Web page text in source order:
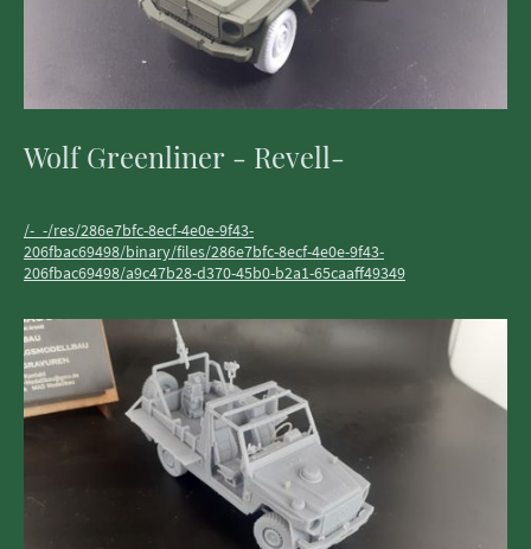
Wolf Greenliner - Revell-
/-_-/res/286e7bfc-8ecf-4e0e-9f43-
206fbac69498/binary/files/286e7bfc-8ecf-4e0e-9f43-
206fbac69498/a9c47b28-d370-45b0-b2a1-65caaff49349